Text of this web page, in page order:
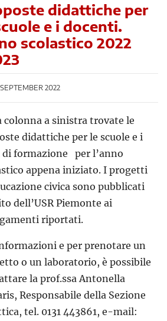
didattiche per
e i docenti.
scolastico 2022
2022
colonna a sinistra trovate le
didattiche per le scuole e i
di formazione per l’anno
appena iniziato. I progetti
civica sono pubblicati
dell’USR Piemonte ai
riportati.
e per prenotare un
o un laboratorio, è possibile
la prof.ssa Antonella
Responsabile della Sezione
tel. 0131 443861, e-mail: